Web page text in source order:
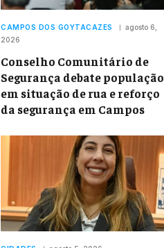
CAMPOS DOS GOYTACAZES
agosto 6,
2026
Conselho Comunitário de
Segurança debate população
em situação de rua e reforço
da segurança em Campos